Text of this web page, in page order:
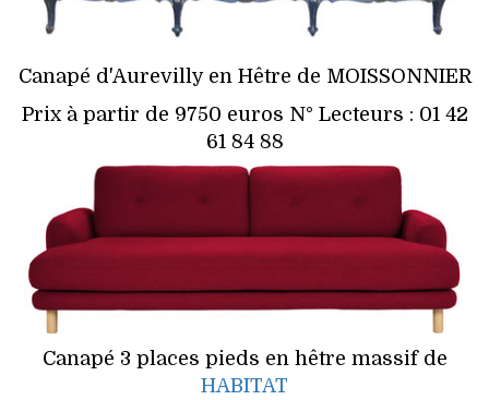
Canapé d'Aurevilly en Hêtre de MOISSONNIER
Prix à partir de 9750 euros N° Lecteurs : 01 42
61 84 88
Canapé 3 places pieds en hêtre massif de
HABITAT